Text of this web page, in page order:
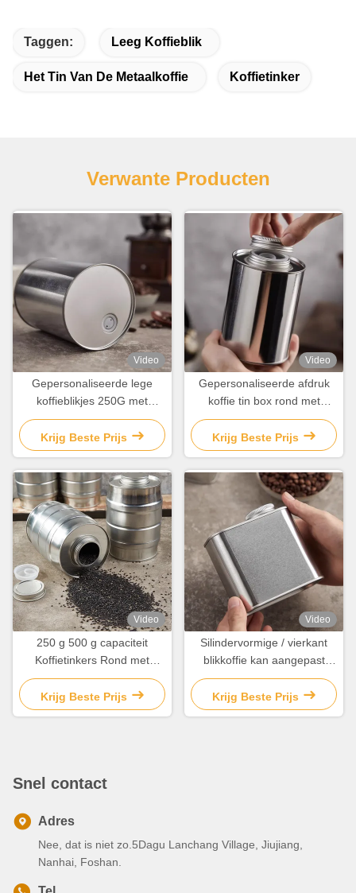
Taggen: Leeg Koffieblik
Het Tin Van De Metaalkoffie Koffietinker
Verwante Producten
Video
Gepersonaliseerde lege
koffieblikjes 250G met
ventilatiegaten /
uitlaatkleppen
Krijg Beste Prijs
Video
Gepersonaliseerde afdruk
koffie tin box rond met
schroef op deksel /
uitlaatklep
Krijg Beste Prijs
Video
250 g 500 g capaciteit
Koffietinkers Rond met
klepschroef op het deksel
Krijg Beste Prijs
Video
Silindervormige / vierkant
blikkoffie kan aangepast
worden met ventilatie gaten
Krijg Beste Prijs
Snel contact
Adres
Nee, dat is niet zo.5Dagu Lanchang Village, Jiujiang,
Nanhai, Foshan.